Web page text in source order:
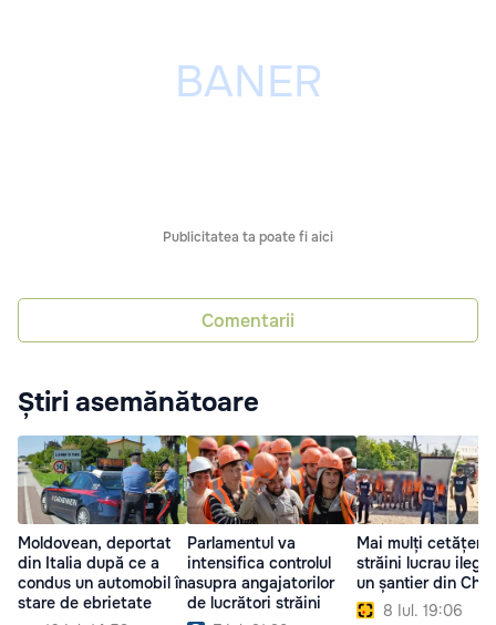
Publicitatea ta poate fi aici
Comentarii
Știri asemănătoare
Moldovean, deportat
din Italia după ce a
condus un automobil în
stare de ebrietate
Parlamentul va
intensifica controlul
asupra angajatorilor
de lucrători străini
Mai mulți cetățeni
străini lucrau
un șantier din
8 Iul. 19:06